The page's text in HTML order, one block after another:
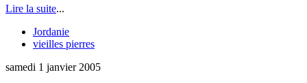
Lire la suite...
Jordanie
vieilles pierres
samedi 1 janvier 2005